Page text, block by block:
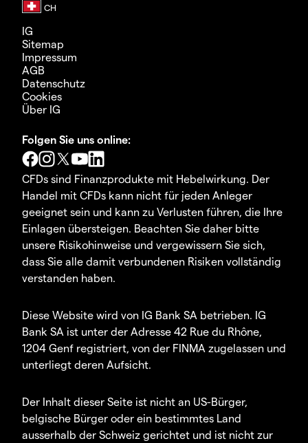
IG
Sitemap
Impressum
AGB
Datenschutz
Cookies
Über IG
Folgen Sie uns online:
CFDs sind Finanzprodukte mit Hebelwirkung. Der
Handel mit CFDs kann nicht für jeden Anleger
geeignet sein und kann zu Verlusten führen, die Ihre
Einlagen übersteigen. Beachten Sie daher bitte
unsere Risikohinweise und vergewissern Sie sich,
dass Sie alle damit verbundenen Risiken vollständig
verstanden haben.
Diese Website wird von IG Bank SA betrieben. IG
Bank SA ist unter der Adresse 42 Rue du Rhône,
1204 Genf registriert, von der FINMA zugelassen und
unterliegt deren Aufsicht.
Der Inhalt dieser Seite ist nicht an US-Bürger,
belgische Bürger oder ein bestimmtes Land
ausserhalb der Schweiz gerichtet und ist nicht zur